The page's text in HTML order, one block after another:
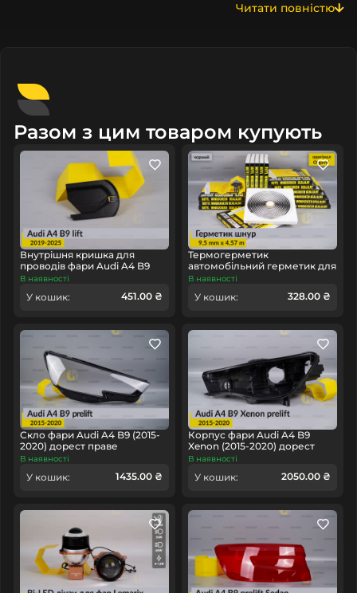
Позначка
Рестайлінг/
Дорестайлінг
дорестайлінг
Нове
Тип запчастини Аналог
Тип техніки Легковий автомобіль
Читати повністю
Разом з цим товаром купують
Внутрішня кришка для
проводів фари Audi A4 B9
LED (2019-2025) дорест
В наявності
У кошик: 451.00 ₴
Термогерметик
автомобільний герметик для
фар Orgavyl Оргавіл
В наявності
У кошик: 328.00 ₴
Скло фари Audi A4 B9 (2015-
2020) дорест праве
В наявності
У кошик: 1435.00 ₴
Корпус фари Audi A4 B9
Xenon (2015-2020) дорест
лівий
В наявності
У кошик: 2050.00 ₴